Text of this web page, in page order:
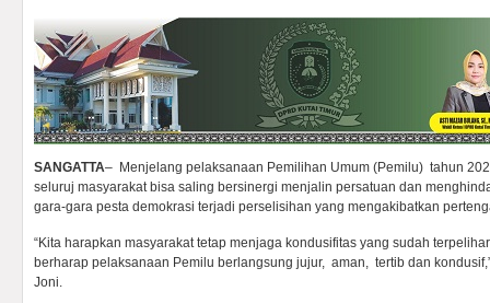
SANGATTA– Menjelang pelaksanaan Pemilihan Umum (Pemilu) tahun
seluruj masyarakat bisa saling bersinergi menjalin persatuan dan
gara-gara pesta demokrasi terjadi perselisihan yang mengakibatkan
“Kita harapkan masyarakat tetap menjaga kondusifitas yang sudah
berharap pelaksanaan Pemilu berlangsung jujur, aman, tertib dan
Joni.